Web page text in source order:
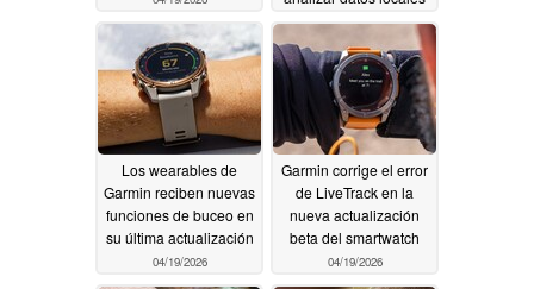
04/19/2026
Los wearables de
Garmin reciben nuevas
funciones de buceo en
su última actualización
04/19/2026
Garmin corrige el error
de LiveTrack en la
nueva actualización
beta del smartwatch
04/19/2026